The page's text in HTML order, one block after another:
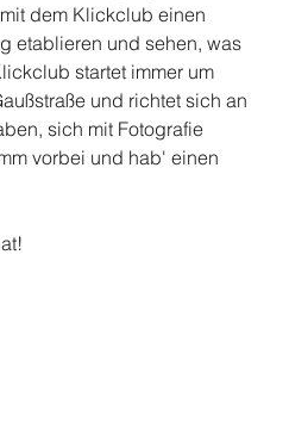
dem Klickclub einen
etablieren und sehen, was
startet immer um
und richtet sich an
sich mit Fotografie
vorbei und hab' einen